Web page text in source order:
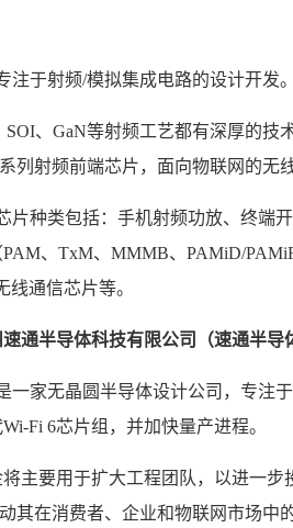
注于射频/模拟集成电路的设计开发。
SOI、GaN等射频工艺都有深厚的技
列射频前端芯片，面向物联网的无
片种类包括：手机射频功放、终端
、TxM、MMMB、PAMiD/
通信芯片等。
通半导体科技有限公司（速通半导
一家无晶圆半导体设计公司，专注
Fi 6芯片组，并加快量产进程。
主要用于扩大工程团队，以进一步
其在消费者、企业和物联网市场中